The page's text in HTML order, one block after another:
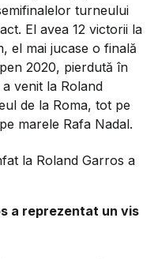
turneului
El avea 12 victorii la
el mai jucase o finală
2020, pierdută în
venit la Roland
de la Roma, tot pe
marele Rafa Nadal.
la Roland Garros a
a reprezentat un vis